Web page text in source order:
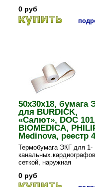
0 руб
50x30x18, бумага
для BURDICK,
«Салют», DOC
BIOMEDICA,
Medinova, реестр
Термобумага ЭКГ для 1-
сеткой, наружная
0 руб